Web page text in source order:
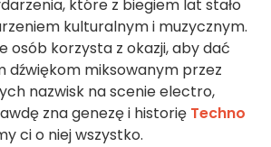
które z biegiem lat stało
kulturalnym i muzycznym.
osób korzysta z okazji, aby dać
dźwiękom miksowanym przez
nazwisk na scenie electro,
zna genezę i historię Techno
ci o niej wszystko.